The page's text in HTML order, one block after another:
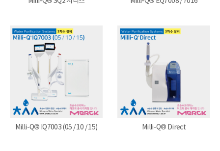
Milli-Q® IQ7003 (05 / 10 / 15) Milli-Q® Direct